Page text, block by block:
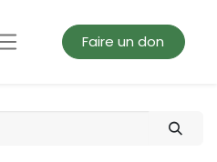
Faire un don